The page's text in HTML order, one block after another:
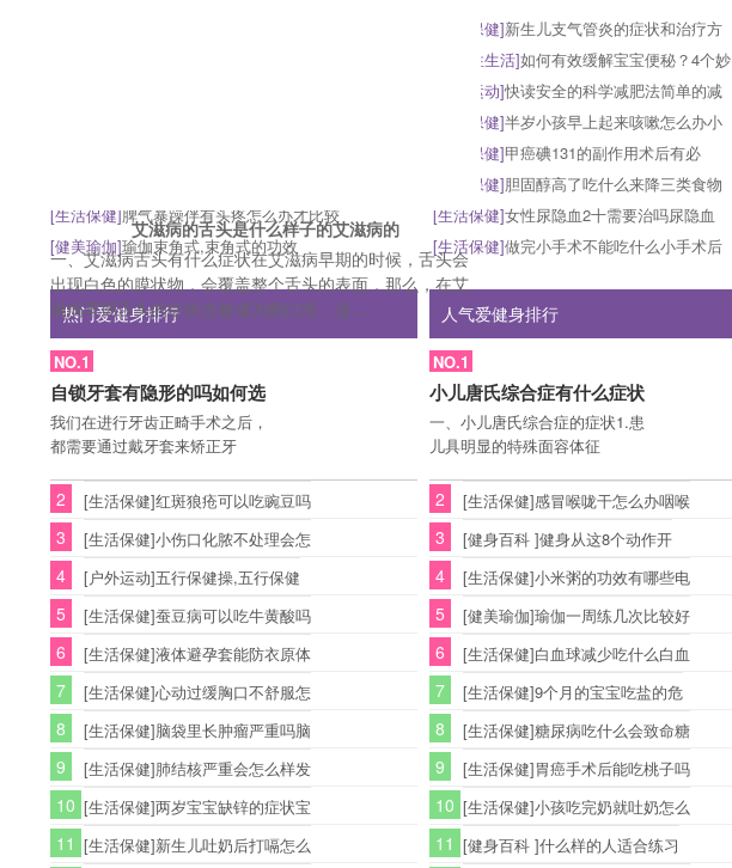
艾滋病的舌头是什么样子的艾滋病的
一、艾滋病舌头有什么症状在艾滋病早期的时候，舌头会
出现白色的膜状物，会覆盖整个舌头的表面，那么，在艾
滋病早期舌头的症状也被成为鹅口疮，这...
[生活保健]脾气暴躁伴有头疼怎么办才比较
[健美瑜伽]瑜伽束角式,束角式的功效
生活保健]新生儿支气管炎的症状和治疗方
产后性生活]如何有效缓解宝宝便秘？4个妙
户外运动]快读安全的科学减肥法简单的减
生活保健]半岁小孩早上起来咳嗽怎么办小
生活保健]甲癌碘131的副作用术后有必
生活保健]胆固醇高了吃什么来降三类食物
[生活保健]女性尿隐血2十需要治吗尿隐血
[生活保健]做完小手术不能吃什么小手术后
热门爱健身排行
NO.1
自锁牙套有隐形的吗如何选
我们在进行牙齿正畸手术之后，
都需要通过戴牙套来矫正牙
2 [生活保健]红斑狼疮可以吃豌豆吗
3 [生活保健]小伤口化脓不处理会怎
4 [户外运动]五行保健操,五行保健
5 [生活保健]蚕豆病可以吃牛黄酸吗
6 [生活保健]液体避孕套能防衣原体
7 [生活保健]心动过缓胸口不舒服怎
8 [生活保健]脑袋里长肿瘤严重吗脑
9 [生活保健]肺结核严重会怎么样发
10 [生活保健]两岁宝宝缺锌的症状宝
11 [生活保健]新生儿吐奶后打嗝怎么
人气爱健身排行
NO.1
小儿唐氏综合症有什么症状
一、小儿唐氏综合症的症状1.患
儿具明显的特殊面容体征
2 [生活保健]感冒喉咙干怎么办咽喉
3 [健身百科 ]健身从这8个动作开
4 [生活保健]小米粥的功效有哪些电
5 [健美瑜伽]瑜伽一周练几次比较好
6 [生活保健]白血球减少吃什么白血
7 [生活保健]9个月的宝宝吃盐的危
8 [生活保健]糖尿病吃什么会致命糖
9 [生活保健]胃癌手术后能吃桃子吗
10 [生活保健]小孩吃完奶就吐奶怎么
11 [健身百科 ]什么样的人适合练习